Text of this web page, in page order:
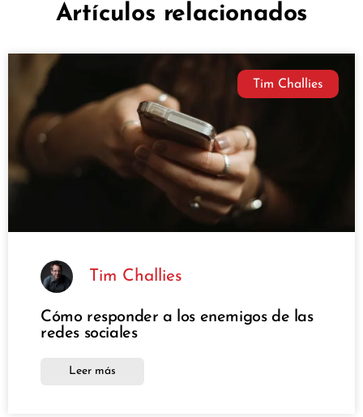
Artículos relacionados
Tim Challies
Tim Challies
Cómo responder a los enemigos de las
redes sociales
Leer más